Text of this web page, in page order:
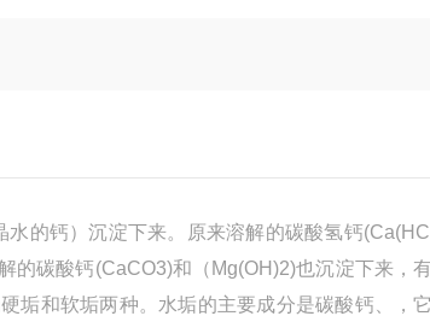
的钙）沉淀下来。原来溶解的碳酸氢钙
的碳酸钙(CaCO3)和（Mg(OH)2)也沉淀下来，
垢和软垢两种。水垢的主要成分是碳酸钙、，